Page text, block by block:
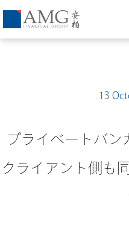
13
プライベートバン
クライアント側も